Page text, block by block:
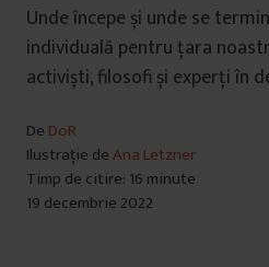
Unde începe și unde se
individuală pentru țara
activiști, filosofi și experți în
De DoR
Ilustrație deAna Letzner
Timp de citire: 16 minute
19 decembrie 2022